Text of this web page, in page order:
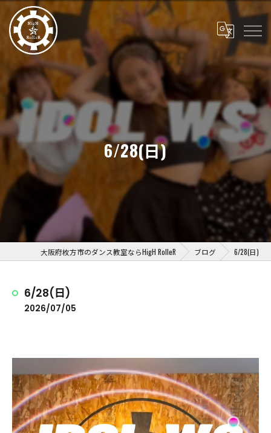
6/28(日)
大阪府枚方市のダンス教室ならHigH RolleR ブログ 6/28(日)
6/28(日)
2026/07/05